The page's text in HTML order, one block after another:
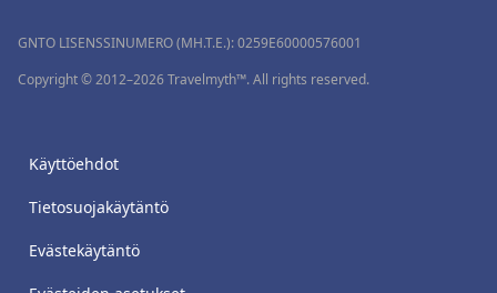
GNTO LISENSSINUMERO (MH.T.E.): 0259Ε60000576001
Copyright © 2012–2026 Travelmyth™. All rights reserved.
Käyttöehdot
Tietosuojakäytäntö
Evästekäytäntö